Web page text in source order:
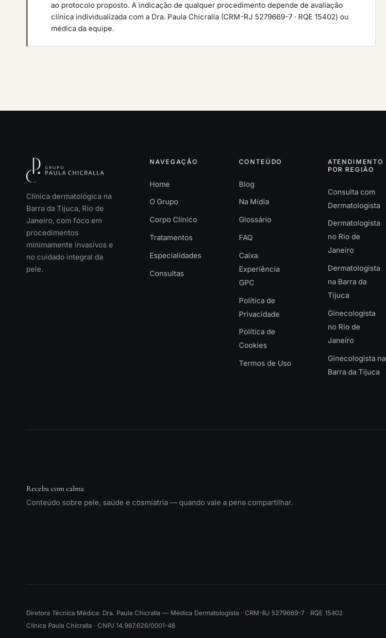
ao protocolo proposto. A indicação de qualquer procedimento depende de avaliação
clínica individualizada com a Dra. Paula Chicralla (CRM-RJ 5279669-7 · RQE 15402) ou
médica da equipe.
Clínica dermatológica na
Barra da Tijuca, Rio de
Janeiro, com foco em
procedimentos
minimamente invasivos e
no cuidado integral da
pele.
NAVEGAÇÃO
Home
O Grupo
Corpo Clínico
Tratamentos
Especialidades
Consultas
CONTEÚDO
Blog
Na Mídia
Glossário
FAQ
Caixa
Experiência
GPC
Política de
Privacidade
Política de
Cookies
Termos de Uso
ATENDIMENTO
POR REGIÃO
Consulta com
Dermatologista
Dermatologista
no Rio de
Janeiro
Dermatologista
na Barra da
Tijuca
Ginecologista
no Rio de
Janeiro
Ginecologista na
Barra da Tijuca
Receba com calma
Conteúdo sobre pele, saúde e cosmiatria — quando vale a pena compartilhar.
Diretora Técnica Médica: Dra. Paula Chicralla — Médica Dermatologista · CRM-RJ 5279669-7 · RQE 15402
Clínica Paula Chicralla · CNPJ 14.987.626/0001-48